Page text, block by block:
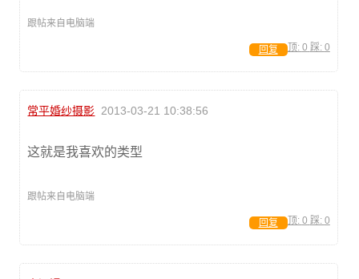
跟帖来自电脑端
顶: 0 踩: 0
回复
常平婚纱摄影 2013-03-21 10:38:56
这就是我喜欢的类型
跟帖来自电脑端
顶: 0 踩: 0
回复